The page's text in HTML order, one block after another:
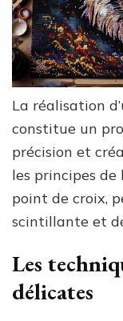
La réalisation
constitue un
précision et
les principes
point de croix,
scintillante et
Les
délicates